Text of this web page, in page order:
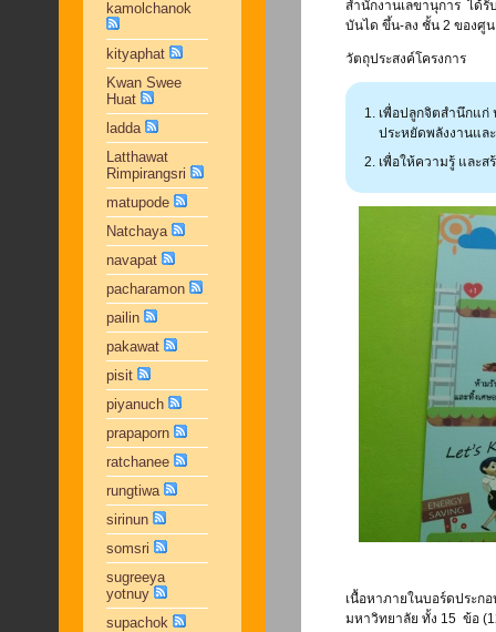
kamolchanok
kityaphat
Kwan Swee
Huat
ladda
Latthawat
Rimpirangsri
matupode
Natchaya
navapat
pacharamon
pailin
pakawat
pisit
piyanuch
prapaporn
ratchanee
rungtiwa
sirinun
somsri
sugreeya
yotnuy
supachok
สำนักงานเลขานุการ ได้
บันได ขึ้น-ลง ชั้น 2 ของศู
วัตถุประสงค์โครงการ
เพื่อปลูกจิตสำนึกแก่
ประหยัดพลังงานแล
เพื่อให้ความรู้ และ
เนื้อหาภายในบอร์ดประก
มหาวิทยาลัย ทั้ง 15 ข้อ